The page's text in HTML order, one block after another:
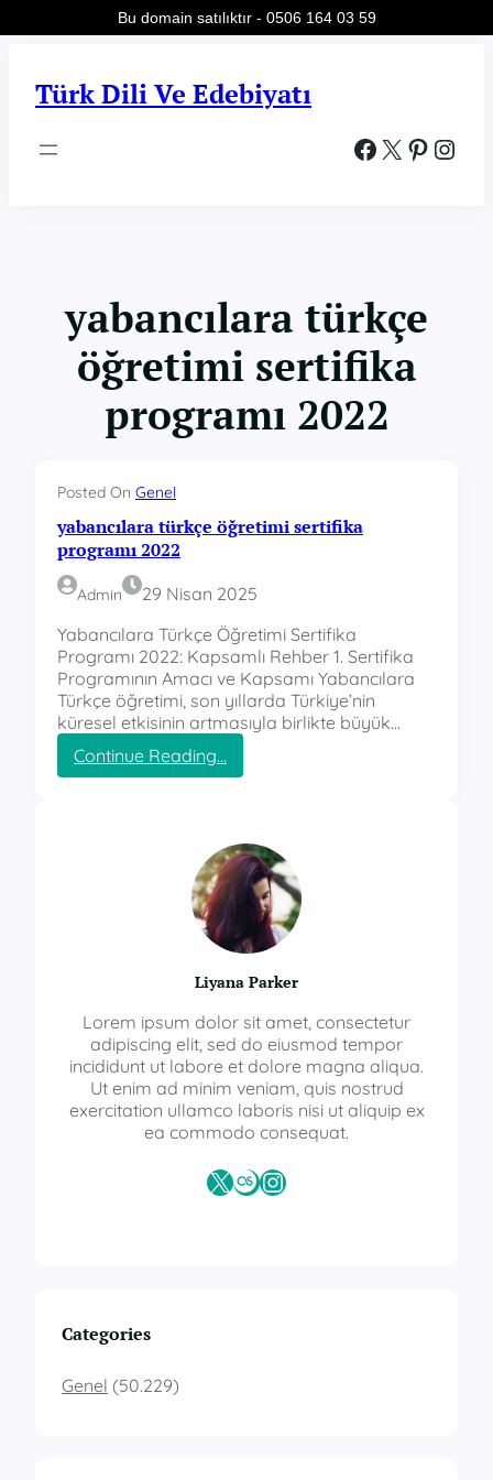
Türk Dili Ve Edebiyatı
Facebook X Pinterest Instagram
yabancılara türkçe
öğretimi sertifika
programı 2022
Posted On Genel
yabancılara türkçe öğretimi sertifika
programı 2022
Admin
29 Nisan 2025
Yabancılara Türkçe Öğretimi Sertifika
Programı 2022: Kapsamlı Rehber 1. Sertifika
Programının Amacı ve Kapsamı Yabancılara
Türkçe öğretimi, son yıllarda Türkiye’nin
küresel etkisinin artmasıyla birlikte büyük…
Continue Reading…
y
a
n
c
ı
l
a
r
t
ü
r
k
ç
e
ğ
r
Liyana Parker
Lorem ipsum dolor sit amet, consectetur
adipiscing elit, sed do eiusmod tempor
incididunt ut labore et dolore magna aliqua.
Ut enim ad minim veniam, quis nostrud
exercitation ullamco laboris nisi ut aliquip ex
ea commodo consequat.
X Last.fmInstagram
Categories
Genel (50.229)
Bu domain satılıktır - 0506 164 03 59